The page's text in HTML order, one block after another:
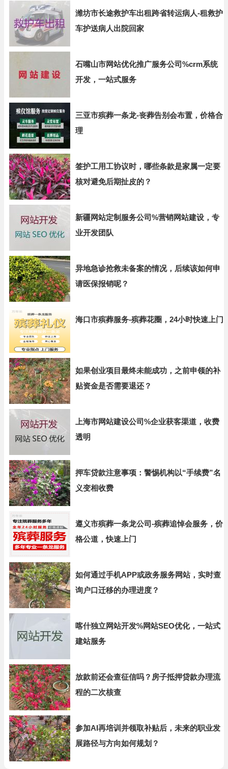
潍坊市长途救护车出租跨省转运病人-租救护
车护送病人出院回家
石嘴山市网站优化推广服务公司%crm系统
开发，一站式服务
三亚市殡葬一条龙-丧葬告别会布置，价格合
理
签护工用工协议时，哪些条款是家属一定要
核对避免后期扯皮的？
新疆网站定制服务公司%营销网站建设，专
业开发团队
异地急诊抢救未备案的情况，后续该如何申
请医保报销呢？
海口市殡葬服务-殡葬花圈，24小时快速上门
如果创业项目最终未能成功，之前申领的补
贴资金是否需要退还？
上海市网站建设公司%企业获客渠道，收费
透明
押车贷款注意事项：警惕机构以“手续费”名
义变相收费
遵义市殡葬一条龙公司-殡葬追悼会服务，价
格公道，快速上门
如何通过手机APP或政务服务网站，实时查
询户口迁移的办理进度？
喀什独立网站开发%网站SEO优化，一站式
建站服务
放款前还会查征信吗？房子抵押贷款办理流
程的二次核查
参加AI再培训并领取补贴后，未来的职业发
展路径与方向如何规划？